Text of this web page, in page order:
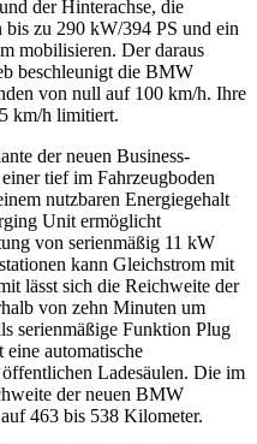
der Hinterachse, die
bis zu 290 kW/394 PS und ein
mobilisieren. Der daraus
beschleunigt die BMW
von null auf 100 km/h. Ihre
km/h limitiert.
der neuen Business-
tief im Fahrzeugboden
nutzbaren Energiegehalt
Unit ermöglicht
von serienmäßig 11 kW
kann Gleichstrom mit
lässt sich die Reichweite der
von zehn Minuten um
serienmäßige Funktion Plug
automatische
Ladesäulen. Die im
der neuen BMW
463 bis 538 Kilometer.